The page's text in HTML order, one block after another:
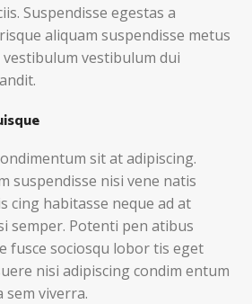
Suspendisse egestas a
aliquam suspendisse metus
vestibulum dui
sit at adipiscing.
suspendisse nisi vene natis
cing habitasse neque ad at
semper. Potenti pen atibus
fusce sociosqu lobor tis eget
nisi adipiscing condim entum
viverra.